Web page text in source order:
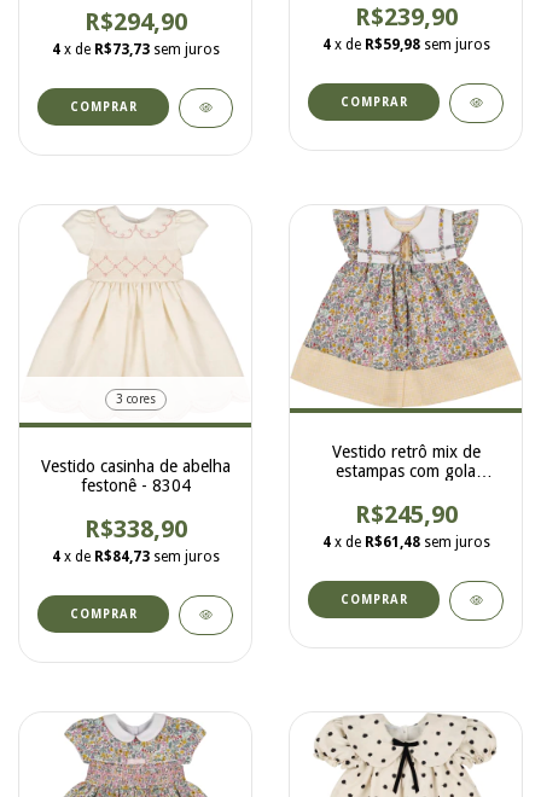
R$294,90
4 x de R$73,73 sem juros
COMPRAR
R$239,90
4 x de R$59,98 sem juros
COMPRAR
3 cores
Vestido casinha de abelha
festonê - 8304
R$338,90
4 x de R$84,73 sem juros
COMPRAR
Vestido retrô mix de
estampas com gola
R$245,90
4 x de R$61,48 sem juros
COMPRAR